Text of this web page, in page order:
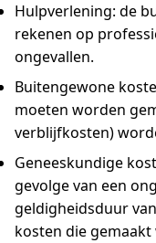
Hulpverlening: de
rekenen op
ongevallen.
Buitengewone
moeten worden
verblijfkosten)
Geneeskundige
gevolge van een
geldigheidsduur
kosten die